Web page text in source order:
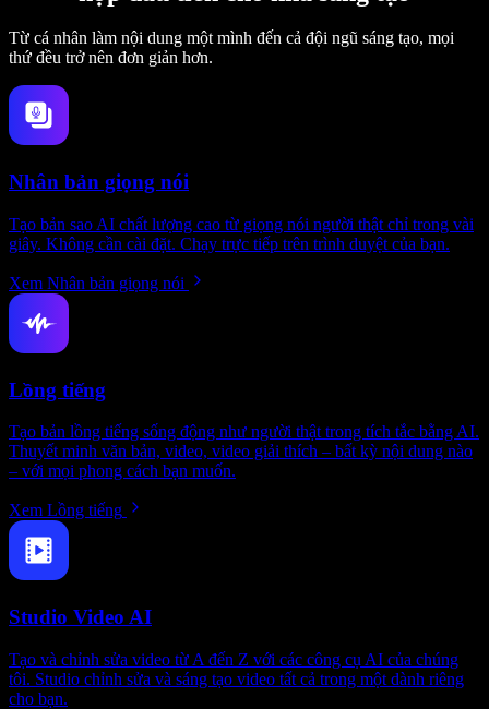
Từ cá nhân làm nội dung một mình đến cả đội ngũ sáng tạo, mọi
thứ đều trở nên đơn giản hơn.
Nhân bản giọng nói
Tạo bản sao AI chất lượng cao từ giọng nói người thật chỉ trong vài
giây. Không cần cài đặt. Chạy trực tiếp trên trình duyệt của bạn.
Xem Nhân bản giọng nói
Lồng tiếng
Tạo bản lồng tiếng sống động như người thật trong tích tắc bằng AI.
Thuyết minh văn bản, video, video giải thích – bất kỳ nội dung nào
– với mọi phong cách bạn muốn.
Xem Lồng tiếng
Studio Video AI
Tạo và chỉnh sửa video từ A đến Z với các công cụ AI của chúng
tôi. Studio chỉnh sửa và sáng tạo video tất cả trong một dành riêng
cho bạn.